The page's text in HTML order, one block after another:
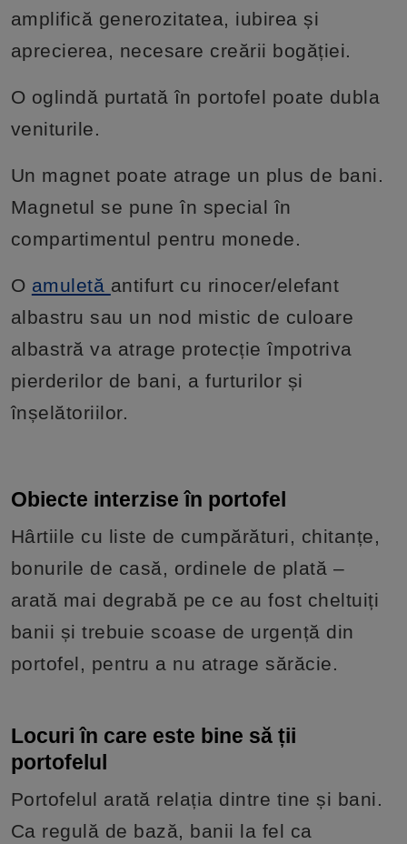
amplifică generozitatea, iubirea și
aprecierea, necesare creării bogăției.
O oglindă purtată în portofel poate dubla
veniturile.
Un magnet poate atrage un plus de bani.
Magnetul se pune în special în
compartimentul pentru monede.
O amuletă antifurt cu rinocer/elefant
albastru sau un nod mistic de culoare
albastră va atrage protecție împotriva
pierderilor de bani, a furturilor și
înșelătoriilor.
Obiecte interzise în portofel
Hârtiile cu liste de cumpărături, chitanțe,
bonurile de casă, ordinele de plată –
arată mai degrabă pe ce au fost cheltuiți
banii și trebuie scoase de urgență din
portofel, pentru a nu atrage sărăcie.
Locuri în care este bine să ții
portofelul
Portofelul arată relația dintre tine și bani.
Ca regulă de bază, banii la fel ca